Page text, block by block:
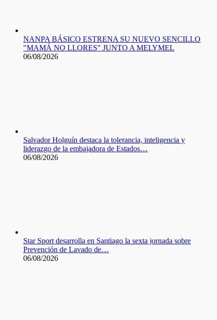
NANPA BÁSICO ESTRENA SU NUEVO SENCILLO
"MAMÁ NO LLORES" JUNTO A MELYMEL
06/08/2026
Salvador Holguín destaca la tolerancia, inteligencia y
liderazgo de la embajadora de Estados…
06/08/2026
Star Sport desarrolla en Santiago la sexta jornada sobre
Prevención de Lavado de…
06/08/2026